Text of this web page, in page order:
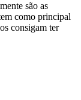
são as
como principal
consigam ter